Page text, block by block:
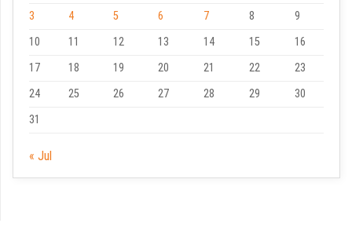
3
4 5 6 7 8
9
10
11 12 13 14 15
16
17
18 19 20 21 22
23
24
25 26 27 28 29
30
31
« Jul